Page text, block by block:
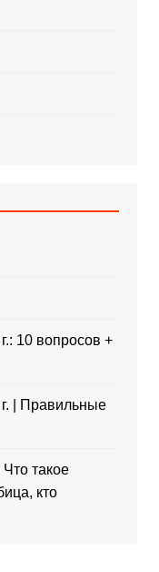
10 вопросов +
г. | Правильные
Что такое
кто